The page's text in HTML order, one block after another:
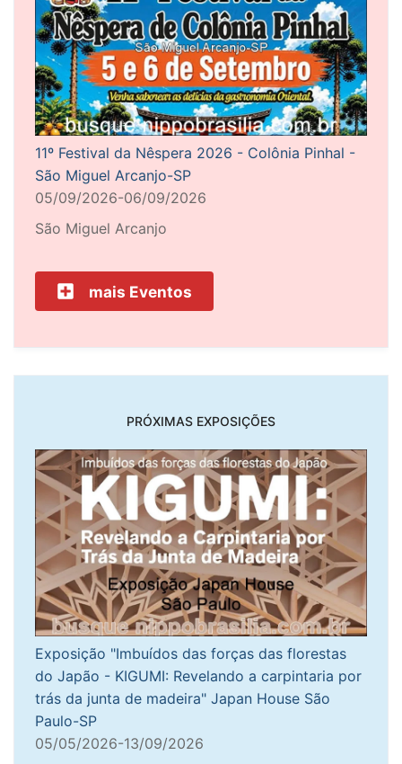
11º Festival da Nêspera 2026 - Colônia Pinhal -
São Miguel Arcanjo-SP
05/09/2026-06/09/2026
São Miguel Arcanjo
mais Eventos
PRÓXIMAS EXPOSIÇÕES
Exposição "Imbuídos das forças das florestas
do Japão - KIGUMI: Revelando a carpintaria por
trás da junta de madeira" Japan House São
Paulo-SP
05/05/2026-13/09/2026